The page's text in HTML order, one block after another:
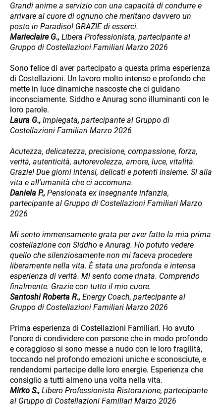
Grandi anime a servizio con una capacità di condurre e
arrivare al cuore di ognuno che meritano davvero un
posto in Paradiso! GRAZIE di esserci.
Marieclaire G., Libera Professionista, partecipante al
Gruppo di Costellazioni Familiari Marzo 2026
Sono felice di aver partecipato a questa prima esperienza
di Costellazioni. Un lavoro molto intenso e profondo che
mette in luce dinamiche nascoste che ci guidano
inconsciamente. Siddho e Anurag sono illuminanti con le
loro parole.
Laura G., Impiegata, partecipante al Gruppo di
Costellazioni Familiari Marzo 2026
Acutezza, delicatezza, precisione, compassione, forza,
verità, autenticità, autorevolezza, amore, luce, vitalità.
Grazie! Due giorni intensi, delicati e potenti insieme. Sì alla
vita e all'umanità che ci accomuna.
Daniela P., Pensionata ex insegnante infanzia,
partecipante al Gruppo di Costellazioni Familiari Marzo
2026
Mi sento immensamente grata per aver fatto la mia prima
costellazione con Siddho e Anurag. Ho potuto vedere
quello che silenziosamente non mi faceva procedere
liberamente nella vita. È stata una profonda e intensa
esperienza di verità. Mi sento come rinata. Comprendo
finalmente. Grazie con tutto il mio cuore.
Santoshi Roberta R., Energy Coach, partecipante al
Gruppo di Costellazioni Familiari Marzo 2026
Prima esperienza di Costellazioni Familiari. Ho avuto
l'onore di condividere con persone che in modo profondo
e coraggioso si sono messe a nudo con le loro fragilità,
toccando nel profondo emozioni uniche e sconosciute, e
rendendomi partecipe delle loro energie. Esperienza che
consiglio a tutti almeno una volta nella vita.
Mirko S., Libero Professionista Ristorazione, partecipante
al Gruppo di Costellazioni Familiari Marzo 2026